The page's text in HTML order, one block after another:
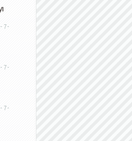
- 7-
- 7-
- 7-